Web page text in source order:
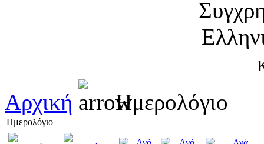
Αρχική Ημερολόγιο
Ημερολόγιο